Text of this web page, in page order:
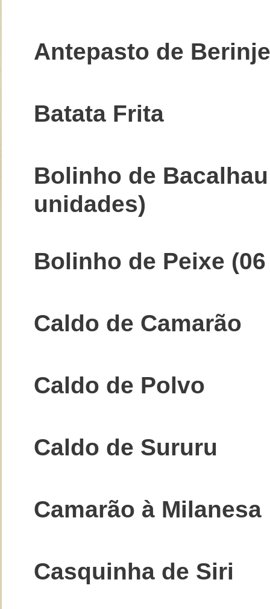
Antepasto de
Batata Frita
Bolinho de
unidades)
Bolinho de Peixe
Caldo de Camarão
Caldo de Polvo
Caldo de Sururu
Camarão à Milanesa
Casquinha de Siri